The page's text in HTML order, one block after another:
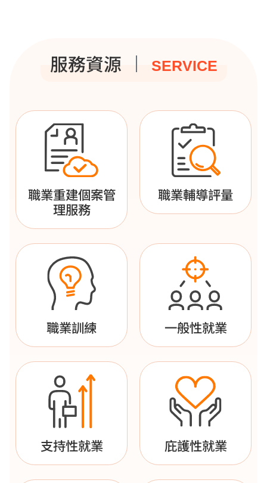
服務資源 SERVICE
職業重建個案管
理服務
職業輔導評量
職業訓練 一般性就業
支持性就業 庇護性就業